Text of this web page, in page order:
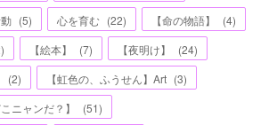
(5) 心を育む (22) 【命の物語】 (4)
) 【絵本】 (7) 【夜明け】 (24)
(2) 【虹色の、ふうせん】Art (3)
ニャンだ？】
(51)